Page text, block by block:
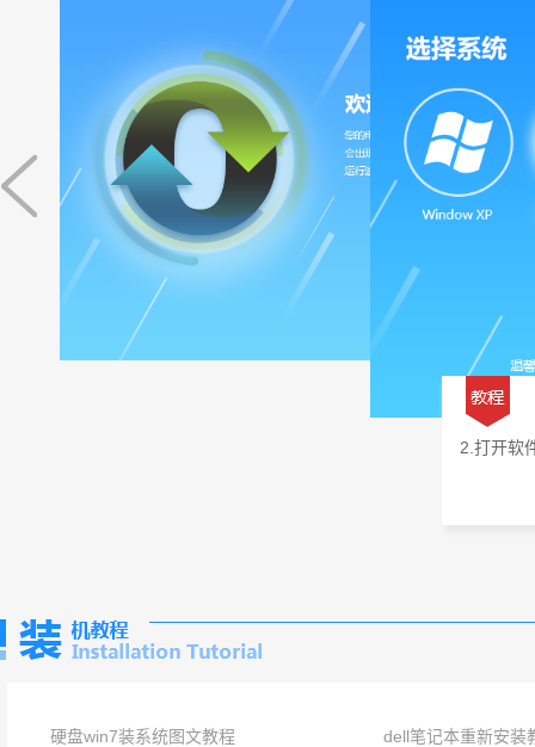
2.打开软
硬盘win7装系统图文教程 dell笔记本重新安装